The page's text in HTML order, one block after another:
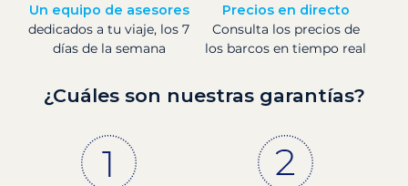
Un equipo de asesores
dedicados a tu viaje, los 7
días de la semana
Precios en directo
Consulta los precios de
los barcos en tiempo real
¿Cuáles son nuestras garantías?